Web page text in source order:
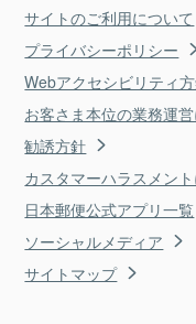
サイトのご利用について
プライバシーポリシー
Webアクセシビリティ
お客さま本位の業務運
勧誘方針
カスタマーハラスメン
日本郵便公式アプリ一覧
ソーシャルメディア
サイトマップ